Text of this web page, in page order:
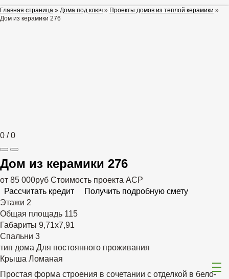
Главная страница » Дома под ключ » Проекты домов из теплой керамики »
Дом из керамики 276
0 /0
Дом из керамики 276
от 85 000руб Стоимость проекта АСР
Рассчитать кредит
Получить подробную смету
Этажи 2
Общая площадь 115
Габариты 9,71х7,91
Спальни 3
тип дома Для постоянного проживания
Крыша Ломаная
Простая форма строения в сочетании с отделкой в бело-